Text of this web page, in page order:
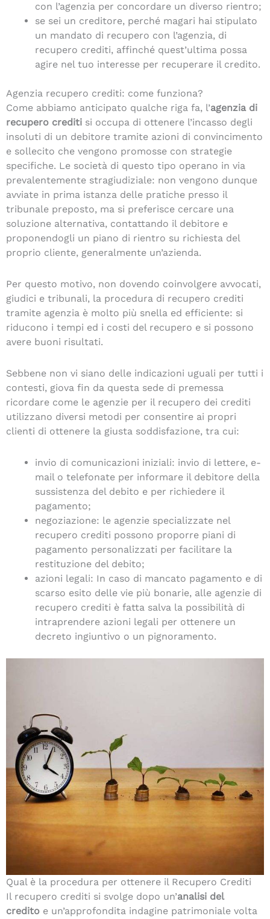
con l’agenzia per concordare un diverso rientro;
se sei un creditore, perché magari hai stipulato
un mandato di recupero con l’agenzia, di
recupero crediti, affinché quest’ultima possa
agire nel tuo interesse per recuperare il credito.
Agenzia recupero crediti: come funziona?
Come abbiamo anticipato qualche riga fa, l’agenzia di
recupero crediti si occupa di ottenere l’incasso degli
insoluti di un debitore tramite azioni di convincimento
e sollecito che vengono promosse con strategie
specifiche. Le società di questo tipo operano in via
prevalentemente stragiudiziale: non vengono dunque
avviate in prima istanza delle pratiche presso il
tribunale preposto, ma si preferisce cercare una
soluzione alternativa, contattando il debitore e
proponendogli un piano di rientro su richiesta del
proprio cliente, generalmente un’azienda.
Per questo motivo, non dovendo coinvolgere avvocati,
giudici e tribunali, la procedura di recupero crediti
tramite agenzia è molto più snella ed efficiente: si
riducono i tempi ed i costi del recupero e si possono
avere buoni risultati.
Sebbene non vi siano delle indicazioni uguali per tutti i
contesti, giova fin da questa sede di premessa
ricordare come le agenzie per il recupero dei crediti
utilizzano diversi metodi per consentire ai propri
clienti di ottenere la giusta soddisfazione, tra cui:
invio di comunicazioni iniziali: invio di lettere, e-
mail o telefonate per informare il debitore della
sussistenza del debito e per richiedere il
pagamento;
negoziazione: le agenzie specializzate nel
recupero crediti possono proporre piani di
pagamento personalizzati per facilitare la
restituzione del debito;
azioni legali: In caso di mancato pagamento e di
scarso esito delle vie più bonarie, alle agenzie di
recupero crediti è fatta salva la possibilità di
intraprendere azioni legali per ottenere un
decreto ingiuntivo o un pignoramento.
Qual è la procedura per ottenere il Recupero Crediti
Il recupero crediti si svolge dopo un’analisi del
credito e un’approfondita indagine patrimoniale volta